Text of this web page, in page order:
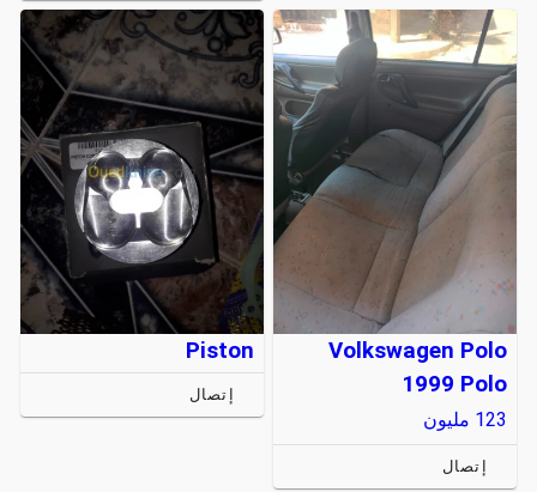
Volkswagen Polo
1999 Polo
123 مليون
إتصال
Piston
إتصال